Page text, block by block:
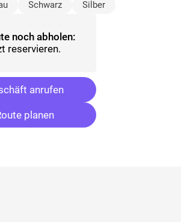
Schwarz Silber
noch abholen:
reservieren.
anrufen
planen